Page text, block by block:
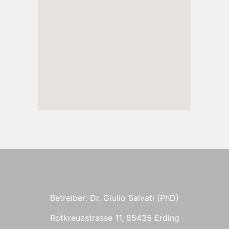
Betreiber: Dr. Giulio Salvati (PhD)
Rotkreuzstrasse 11, 85435 Erding